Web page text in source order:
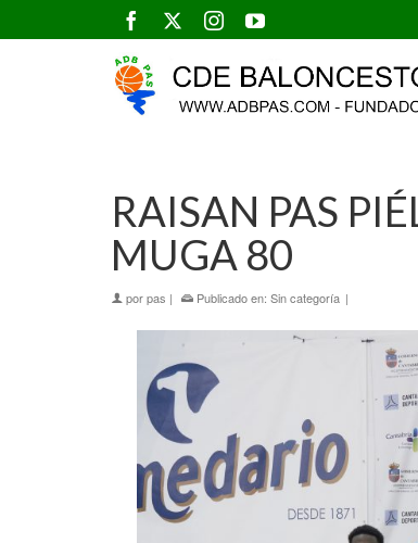
RAISAN PAS
MUGA 80
porpas | Publicado en: Sin categoría |